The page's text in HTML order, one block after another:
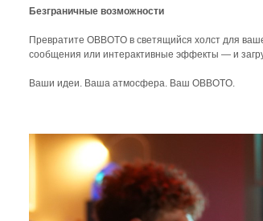
Безграничные возможности
Превратите OBBOTO в светящийся холст для
сообщения или интерактивные эффекты — и
Ваши идеи. Ваша атмосфера. Ваш OBBOTO.